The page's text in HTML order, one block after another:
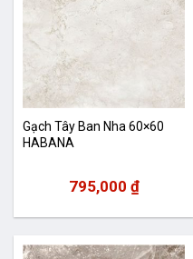
Gạch Tây Ban Nha 60×60
HABANA
795,000 ₫